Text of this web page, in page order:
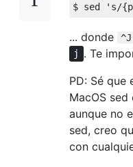
... donde ^J
j . Te
PD: Sé que
MacOS sed
aunque no
sed, creo
con